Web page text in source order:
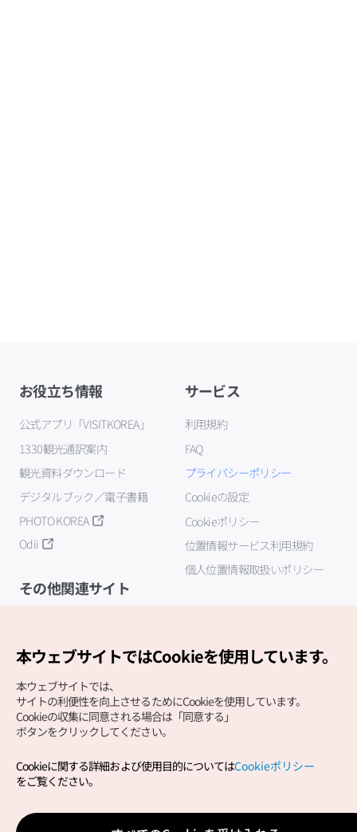
お役立ち情報
公式アプリ「VISITKOREA」
1330観光通訳案内
観光資料ダウンロード
デジタルブック／電子書籍
PHOTO KOREA
Odii
サービス
利用規約
FAQ
プライバシーポリシー
Cookieの設定
Cookieポリシー
位置情報サービス利用規約
個人位置情報取扱いポリシー
その他関連サイト
Copyright (c) Korea Tourism Organization All Rights
サイトエラー報告公式メール
japanese@knto.or.kr
本ウェブサイトではCookieを使用しています。
本ウェブサイトでは、
サイトの利便性を向上させるためにCookieを使用しています。
Cookieの収集に同意される場合は「同意する」
ボタンをクリックしてください。
Cookieに関する詳細および使用目的についてはCookieポリシー
をご覧ください。